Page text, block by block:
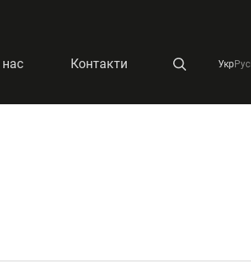
Контакти УкрРус